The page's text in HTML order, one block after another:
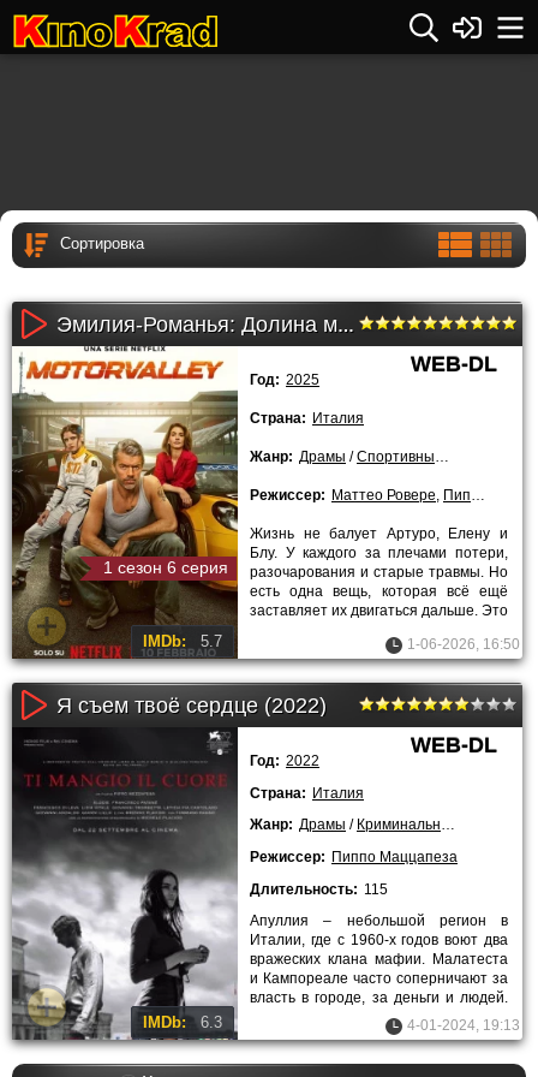
Эмилия-Романья: Долина моторов 1 сезон (2025)
1 сезон 6 серия
IMDb: 5.7
WEB-DL
Год: 2025
Страна: Италия
Жанр: Драмы /Спортивные /
Режиссер: Маттео Ровере, Пиппо Маццапеза
Жизнь не балует Артуро, Елену и
Блу. У каждого за плечами потери,
разочарования и старые травмы. Но
есть одна вещь, которая всё ещё
заставляет их двигаться дальше. Это
1-06-2026, 16:50
Я съем твоё сердце (2022)
IMDb: 6.3
WEB-DL
Год: 2022
Страна: Италия
Жанр: Драмы / Криминальные
Режиссер: Пиппо Маццапеза
Длительность: 115
Апуллия – небольшой регион в
Италии, где с 1960-х годов воют два
вражеских клана мафии. Малатеста
и Кампореале часто соперничают за
власть в городе, за деньги и людей.
4-01-2024, 19:13